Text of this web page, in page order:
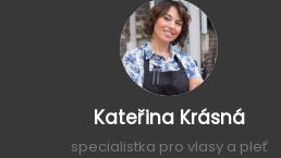
Kateřina Krásná
specialistka pro vlasy a pleť